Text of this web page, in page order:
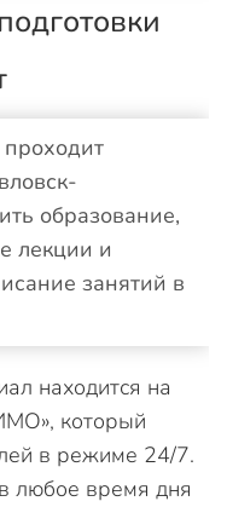
образование,
лекции и
занятий в
находится на
который
в режиме 24/7.
любое время дня